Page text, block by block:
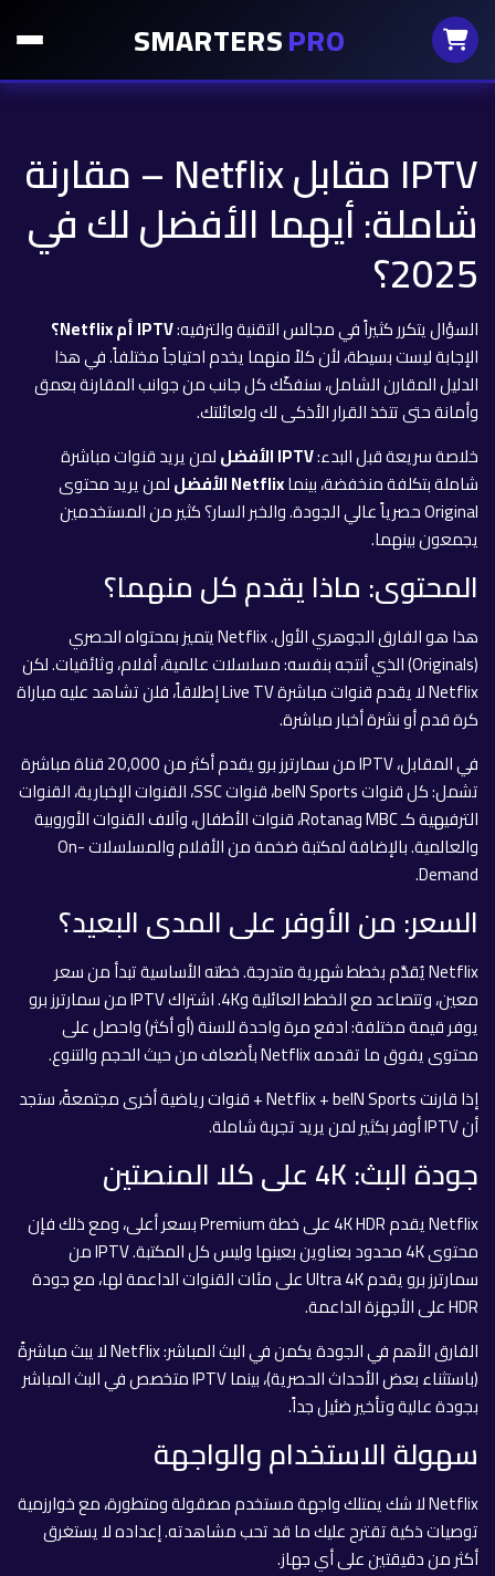
SMARTERSPRO
IPTV مقابل Netflix – مقارنة
شاملة: أيهما الأفضل لك في
2025؟
السؤال يتكرر كثيراً في مجالس التقنية والترفيه:IPTV أم Netflix؟
الإجابة ليست بسيطة، لأن كلاً منهما يخدم احتياجاً مختلفاً. في هذا
الدليل المقارن الشامل، سنفكّك كل جانب من جوانب المقارنة بعمق
وأمانة حتى تتخذ القرار الأذكى لك ولعائلتك.
خلاصة سريعة قبل البدء:IPTV الأفضل
لمن يريد قنوات مباشرة
شاملة بتكلفة منخفضة، بينماNetflix الأفضل
لمن يريد محتوى
Original حصرياً عالي الجودة. والخبر السار؟ كثير من المستخدمين
يجمعون بينهما.
المحتوى: ماذا يقدم كل منهما؟
هذا هو الفارق الجوهري الأول. Netflix يتميز بمحتواه الحصري
(Originals) الذي أنتجه بنفسه: مسلسلات عالمية، أفلام، وثائقيات. لكن
Netflix لا يقدم قنوات مباشرة Live TV إطلاقاً، فلن تشاهد عليه مباراة
كرة قدم أو نشرة أخبار مباشرة.
في المقابل، IPTV من سمارترز برو يقدم أكثر من 20,000 قناة مباشرة
تشمل: كل قنوات beIN Sports، قنوات SSC، القنوات الإخبارية، القنوات
الترفيهية كـ MBC وRotana، قنوات الأطفال، وآلاف القنوات الأوروبية
والعالمية. بالإضافة لمكتبة ضخمة من الأفلام والمسلسلات On-
Demand.
السعر: من الأوفر على المدى البعيد؟
Netflix يُقدَّم بخطط شهرية متدرجة. خطته الأساسية تبدأ من سعر
معين، وتتصاعد مع الخطط العائلية و4K. اشتراك IPTV من سمارترز برو
يوفر قيمة مختلفة: ادفع مرة واحدة للسنة (أو أكثر) واحصل على
محتوى يفوق ما تقدمه Netflix بأضعاف من حيث الحجم والتنوع.
إذا قارنت Netflix + beIN Sports + قنوات رياضية أخرى مجتمعةً، ستجد
أن IPTV أوفر بكثير لمن يريد تجربة شاملة.
جودة البث: 4K على كلا المنصتين
Netflix يقدم 4K HDR على خطة Premium بسعر أعلى، ومع ذلك فإن
محتوى 4K محدود بعناوين بعينها وليس كل المكتبة. IPTV من
سمارترز برو يقدم Ultra 4K على مئات القنوات الداعمة لها، مع جودة
HDR على الأجهزة الداعمة.
الفارق الأهم في الجودة يكمن في البث المباشر: Netflix لا يبث مباشرةً
(باستثناء بعض الأحداث الحصرية)، بينما IPTV متخصص في البث المباشر
بجودة عالية وتأخير ضئيل جداً.
سهولة الاستخدام والواجهة
Netflix لا شك يمتلك واجهة مستخدم مصقولة ومتطورة، مع خوارزمية
توصيات ذكية تقترح عليك ما قد تحب مشاهدته. إعداده لا يستغرق
أكثر من دقيقتين على أي جهاز.